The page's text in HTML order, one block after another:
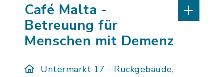
Café Malta -
Betreuung für
Menschen mit Demenz
Untermarkt 17 - Rückgebäude,